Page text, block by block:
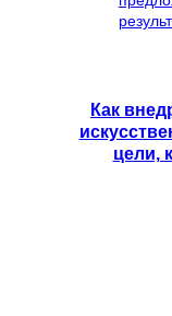
Как
цели,